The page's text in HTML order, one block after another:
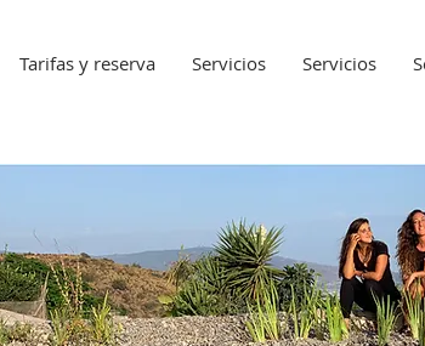
Tarifas y reserva Servicios Servicios